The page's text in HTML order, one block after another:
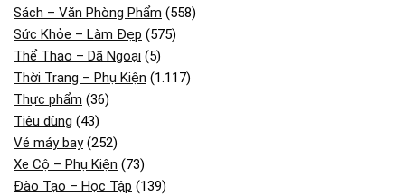
Sách – Văn Phòng Phẩm (558)
Sức Khỏe – Làm Đẹp (575)
Thể Thao – Dã Ngoại (5)
Thời Trang – Phụ Kiện (1.117)
Thực phẩm (36)
Tiêu dùng (43)
Vé máy bay(252)
Xe Cộ – Phụ Kiện (73)
Đào Tạo – Học Tập (139)